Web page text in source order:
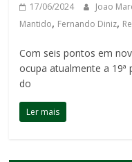
17/06/2024 Joao
Mantido, Fernando Diniz,
Com seis pontos em
ocupa atualmente a 19ª
do
Ler mais